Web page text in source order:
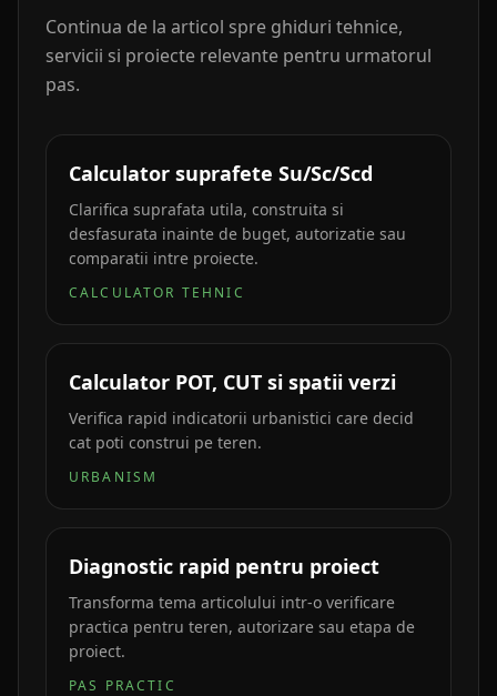
Continua de la articol spre ghiduri tehnice,
servicii si proiecte relevante pentru urmatorul
pas.
Calculator suprafete Su/Sc/Scd
Clarifica suprafata utila, construita si
desfasurata inainte de buget, autorizatie sau
comparatii intre proiecte.
CALCULATOR TEHNIC
Calculator POT, CUT si spatii verzi
Verifica rapid indicatorii urbanistici care decid
cat poti construi pe teren.
URBANISM
Diagnostic rapid pentru proiect
Transforma tema articolului intr-o verificare
practica pentru teren, autorizare sau etapa de
proiect.
PAS PRACTIC